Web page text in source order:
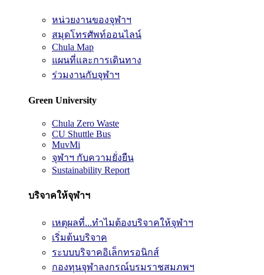
หน่วยงานของจุฬาฯ
สมุดโทรศัพท์ออนไลน์
Chula Map
แผนที่และการเดินทาง
ร่วมงานกับจุฬาฯ
Green University
Chula Zero Waste
CU Shuttle Bus
MuvMi
จุฬาฯ กับความยั่งยืน
Sustainability Report
บริจาคให้จุฬาฯ
เหตุผลที่...ทำไมต้องบริจาคให้จุฬาฯ
เริ่มต้นบริจาค
ระบบบริจาคอิเล็กทรอนิกส์
กองทุนจุฬาลงกรณ์บรมราชสมภพฯ